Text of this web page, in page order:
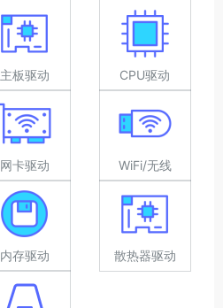
主板驱动 CPU驱动
网卡驱动 WiFi/无线
内存驱动 散热器驱动